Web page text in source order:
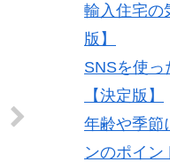
輸入住宅の
版】
SNSを使っ
【決定版】
年齢や季節
ンのポイン